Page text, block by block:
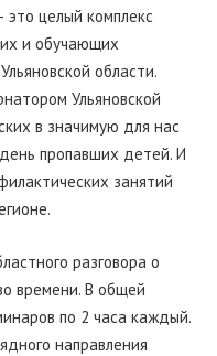
это целый комплекс
и обучающих
области.
Ульяновской
в значимую для нас
пропавших детей. И
занятий
разговора о
времени. В общей
по 2 часа каждый.
направления